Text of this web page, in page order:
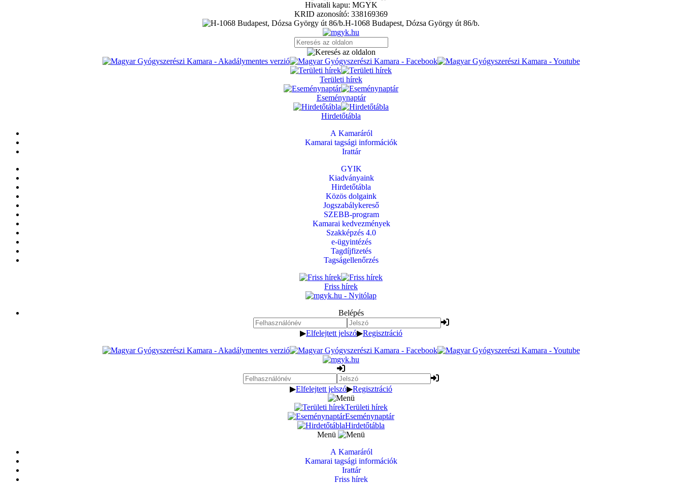
Hivatali kapu: MGYK
KRID azonosító: 338169369
H-1068 Budapest, Dózsa György út 86/b.
Területi hírek
Eseménynaptár
Hirdetőtábla
A Kamaráról
Kamarai tagsági információk
Irattár
GYIK
Kiadványaink
Hirdetőtábla
Közös dolgaink
Jogszabálykereső
SZEBB-program
Kamarai kedvezmények
Szakképzés 4.0
e-ügyintézés
Tagdíjfizetés
Tagságellenőrzés
Friss hírek
Belépés
▶Elfelejtett jelszó▶Regisztráció
▶Elfelejtett jelszó▶Regisztráció
Területi hírek
Eseménynaptár
Hirdetőtábla
Menü
A Kamaráról
Kamarai tagsági információk
Irattár
Friss hírek